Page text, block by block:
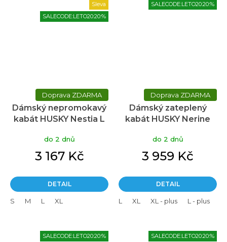
Sleva
SALECODE:LETO20:20:%
ZDARMA
Dámský nepromokavý
kabát HUSKY Nestia L
do 2 dnů
3 167 Kč
DETAIL
S M L XL
SALECODE:LETO20:20:%
ZDARMA
Dámský zateplený
kabát HUSKY Nerine
do 2 dnů
3 959 Kč
DETAIL
L XL XL - plus L - plus
SALECODE:LETO20:20:% SALECODE:LETO20:20:%